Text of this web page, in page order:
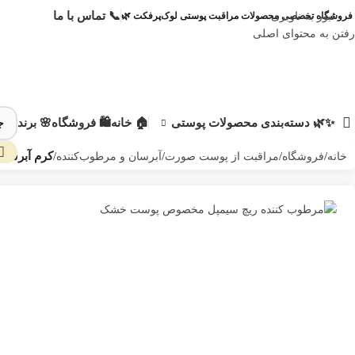
عبور به ناوبری
رفتن به محتوای اصلی
فروشگاه تخصصی محصولات مراقبت پوستی لوک‌پرفکت 🌿📞 تماس با ما
✨🌿 دسته‌بندی محصولات پوستی 🏠 خانه🛍️ فروشگاه🌸 برند
خانه/فروشگاه/مراقبت از پوست صورت/آبرسان و مرطوب‌کننده/کرم